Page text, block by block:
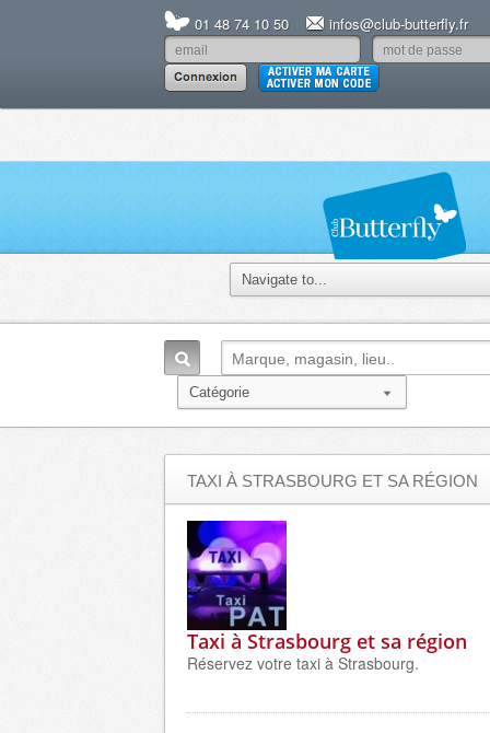
01 48 74 10 50 infos@club-butterfly.fr
TAXI À STRASBOURG ET SA RÉGION
Taxi à Strasbourg et sa région
Réservez votre taxi à Strasbourg.